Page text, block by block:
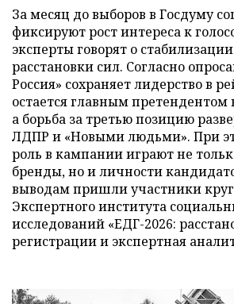
За месяц до выборов в Госдуму
фиксируют рост интереса к
эксперты говорят о
расстановки сил. Согласно
Россия» сохраняет лидерство в
остается главным претендентом
а борьба за третью позицию
ЛДПР и «Новыми людьми». При
роль в кампании играют не
бренды, но и личности
выводам пришли участники
Экспертного института
исследований «ЕДГ-2026:
регистрации и экспертная